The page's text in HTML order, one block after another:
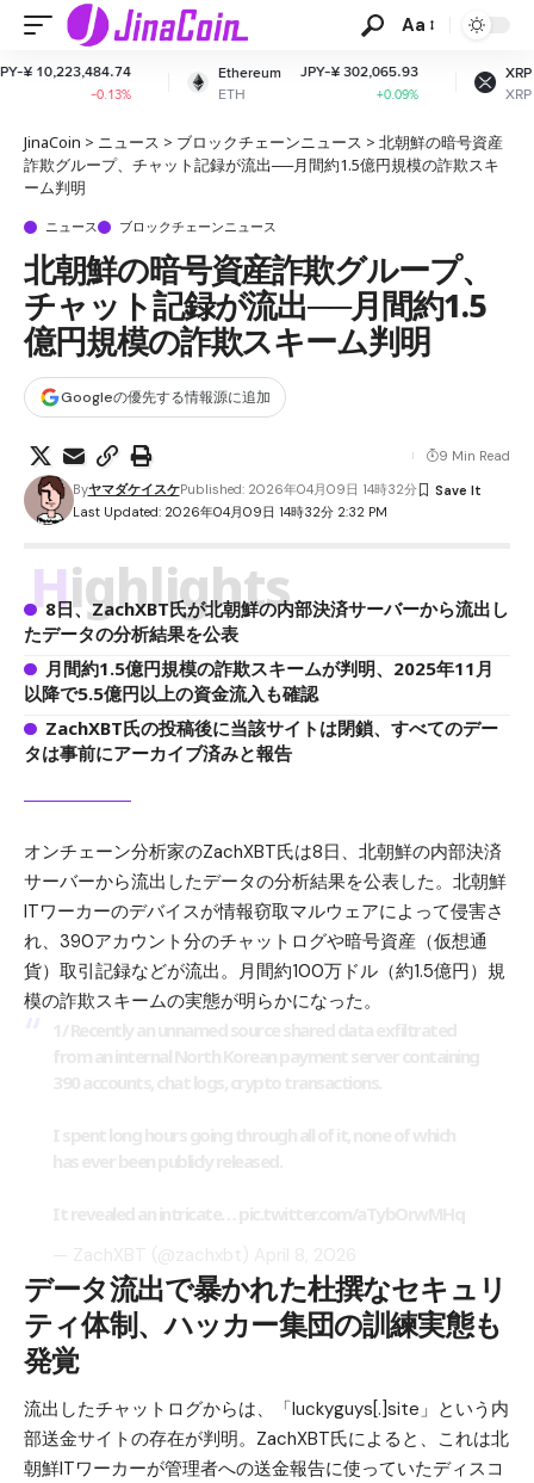
Aa
Ethereum
ETH
JPY-¥ 302,065.93
+0.09%
XRP
XRP
JPY-¥ 163.35
+0.47%
JinaCoin > ニュース > ブロックチェーンニュース > 北朝鮮の暗号資産
詐欺グループ、チャット記録が流出──月間約1.5億円規模の詐欺スキ
ーム判明
ニュース ブロックチェーンニュース
北朝鮮の暗号資産詐欺グループ、
チャット記録が流出──月間約1.5
億円規模の詐欺スキーム判明
Googleの優先する情報源に追加
Last Updated: 2026年04月09日 14時32分 2:32 PM
ByヤマダケイスケPublished: 2026年04月09日 14時32分
9 Min Read
Highlights
8日、ZachXBT氏が北朝鮮の内部決済サーバーから流出し
たデータの分析結果を公表
月間約1.5億円規模の詐欺スキームが判明、2025年11月
以降で5.5億円以上の資金流入も確認
ZachXBT氏の投稿後に当該サイトは閉鎖、すべてのデー
タは事前にアーカイブ済みと報告
オンチェーン分析家のZachXBT氏は8日、北朝鮮の内部決済
サーバーから流出したデータの分析結果を公表した。北朝鮮
ITワーカーのデバイスが情報窃取マルウェアによって侵害さ
れ、390アカウント分のチャットログや暗号資産（仮想通
貨）取引記録などが流出。月間約100万ドル（約1.5億円）規
模の詐欺スキームの実態が明らかになった。
データ流出で暴かれた杜撰なセキュリ
ティ体制、ハッカー集団の訓練実態も
発覚
流出したチャットログからは、「luckyguys[.]site」という内
部送金サイトの存在が判明。ZachXBT氏によると、これは北
朝鮮ITワーカーが管理者への送金報告に使っていたディスコ